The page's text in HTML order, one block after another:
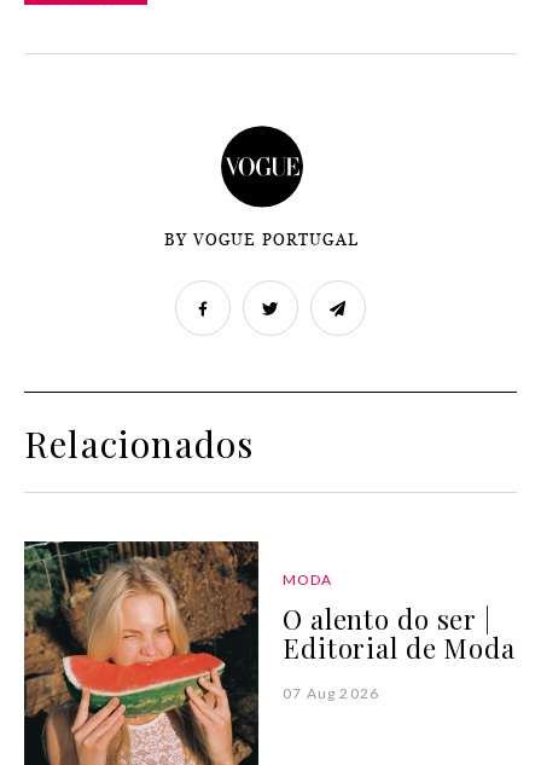
BY VOGUE PORTUGAL
Relacionados
MODA
O alento do ser |
Editorial de Moda
07 Aug 2026